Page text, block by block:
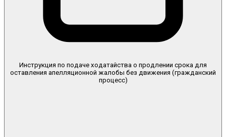
Инструкция по подаче ходатайства о продлении срока для
оставления апелляционной жалобы без движения (гражданский
процесс)